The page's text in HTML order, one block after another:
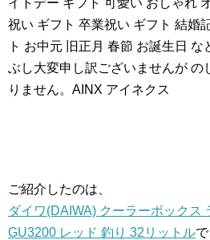
イトデー ギフト 可愛い おしゃれ
祝い ギフト 卒業祝い ギフト 結婚
ト お中元 旧正月 春節 お誕生日
ぶし大変申し訳ございませんが の
りません。AINX アイネクス
ご紹介したのは、
ダイワ(DAIWA) クーラーボックス
GU3200 レッド 釣り 32リットルで